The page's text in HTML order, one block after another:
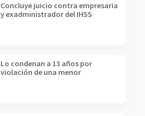
Concluye juicio contra empresaria
y exadministrador del IHSS
Lo condenan a 13 años por
violación de una menor